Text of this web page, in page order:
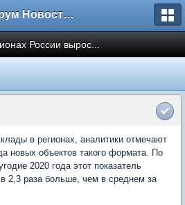
Форум Новостройки
России вырос...
в регионах, аналитики отмечают
новых объектов такого формата. По
2020 года этот показатель
2,3 раза больше, чем в среднем за